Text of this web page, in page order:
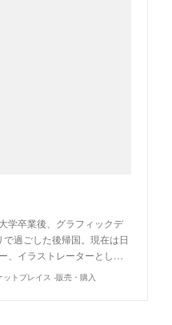
学卒業後、グラフィックデ
過ごした後帰国。現在は日
、イラストレーターとし…
トプレイス -販売・購入